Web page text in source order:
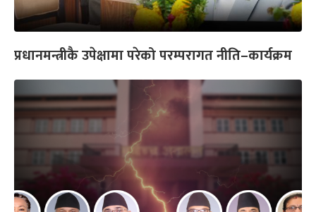
प्रधानमन्त्रीकै उपेक्षामा परेको परम्परागत नीति–कार्यक्रम